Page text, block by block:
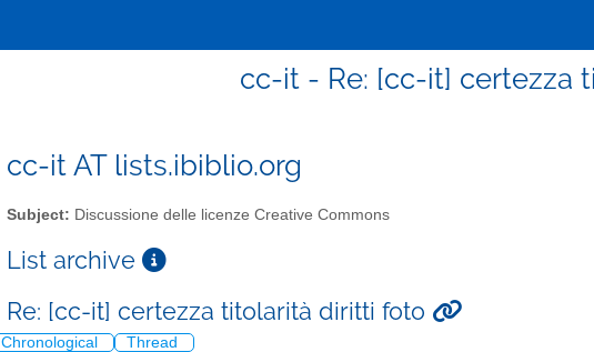
cc-it - Re: [cc-it] certezza
cc-it AT lists.ibiblio.org
Subject: Discussione delle licenze Creative Commons
List archive
Re: [cc-it] certezza titolarità diritti foto
Chronological Thread